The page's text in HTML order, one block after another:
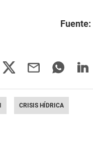
Fuente:
CRISIS HÍDRICA